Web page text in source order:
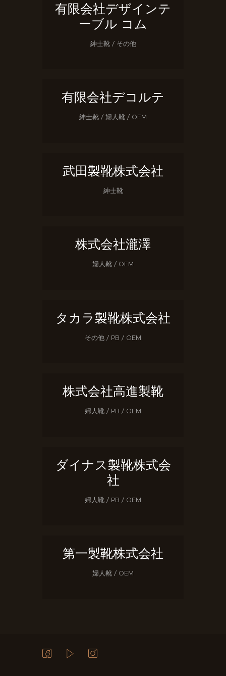
有限会社デザインテ
ーブル コム
紳士靴 / その他
有限会社デコルテ
紳士靴 / 婦人靴 / OEM
武田製靴株式会社
紳士靴
株式会社瀧澤
婦人靴 / OEM
タカラ製靴株式会社
その他 / PB / OEM
株式会社高進製靴
婦人靴 / PB / OEM
ダイナス製靴株式会
社
婦人靴 / PB / OEM
第一製靴株式会社
婦人靴 / OEM